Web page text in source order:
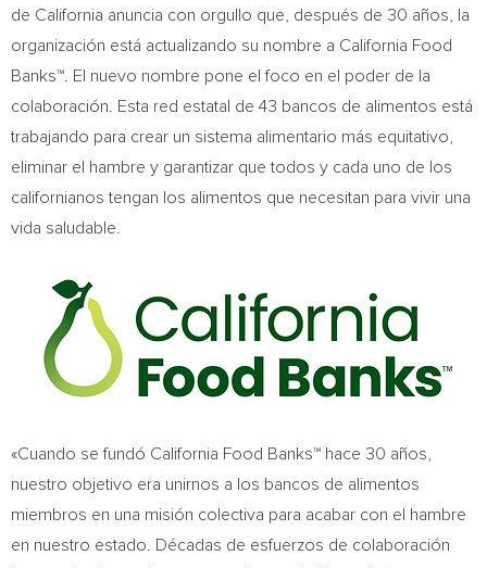
de California anuncia con orgullo que, después de 30 años, la
organización está actualizando su nombre a California Food
Banks™. El nuevo nombre pone el foco en el poder de la
colaboración. Esta red estatal de 43 bancos de alimentos está
trabajando para crear un sistema alimentario más equitativo,
eliminar el hambre y garantizar que todos y cada uno de los
californianos tengan los alimentos que necesitan para vivir una
vida saludable.
«Cuando se fundó California Food Banks™ hace 30 años,
nuestro objetivo era unirnos a los bancos de alimentos
miembros en una misión colectiva para acabar con el hambre
en nuestro estado. Décadas de esfuerzos de colaboración